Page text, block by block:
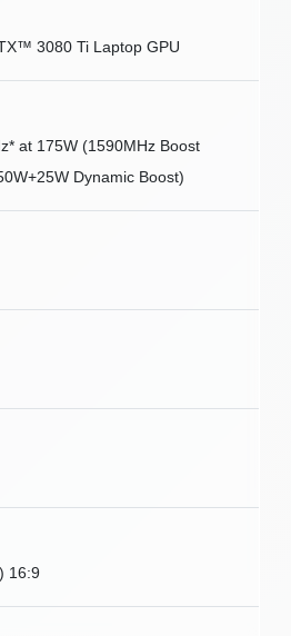
3080 Ti Laptop GPU
at 175W (1590MHz Boost
Dynamic Boost)
16:9